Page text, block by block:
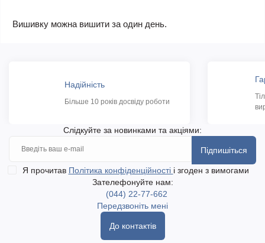
Вишивку можна вишити за один день.
Надійність
Більше 10 років досвіду роботи
Слідкуйте за новинками та акціями:
Підпишіться
Я прочитав Політика конфіденційності і згоден з вимогами
Зателефонуйте нам:
(044) 22-77-662
Передзвоніть мені
До контактів